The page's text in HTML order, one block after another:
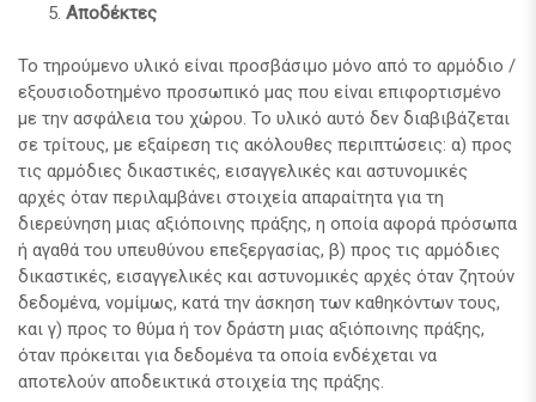
Αποδέκτες
Το τηρούμενο υλικό είναι προσβάσιμο μόνο από το αρμόδιο /
εξουσιοδοτημένο προσωπικό μας που είναι επιφορτισμένο
με την ασφάλεια του χώρου. Το υλικό αυτό δεν διαβιβάζεται
σε τρίτους, με εξαίρεση τις ακόλουθες περιπτώσεις: α) προς
τις αρμόδιες δικαστικές, εισαγγελικές και αστυνομικές
αρχές όταν περιλαμβάνει στοιχεία απαραίτητα για τη
διερεύνηση μιας αξιόποινης πράξης, η οποία αφορά πρόσωπα
ή αγαθά του υπευθύνου επεξεργασίας, β) προς τις αρμόδιες
δικαστικές, εισαγγελικές και αστυνομικές αρχές όταν ζητούν
δεδομένα, νομίμως, κατά την άσκηση των καθηκόντων τους,
και γ) προς το θύμα ή τον δράστη μιας αξιόποινης πράξης,
όταν πρόκειται για δεδομένα τα οποία ενδέχεται να
αποτελούν αποδεικτικά στοιχεία της πράξης.